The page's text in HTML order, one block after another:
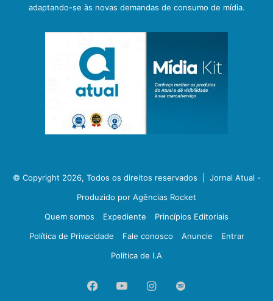
adaptando-se às novas demandas de consumo de mídia.
© Copyright 2026, Todos os direitos reservados | Jornal Atual -
Produzido por Agências Rocket
Quem somos
Expediente
Princípios Editoriais
Política de Privacidade
Fale conosco Anuncie
Entrar
Política de I.A
FacebookYouTubeInstagram
Spotify